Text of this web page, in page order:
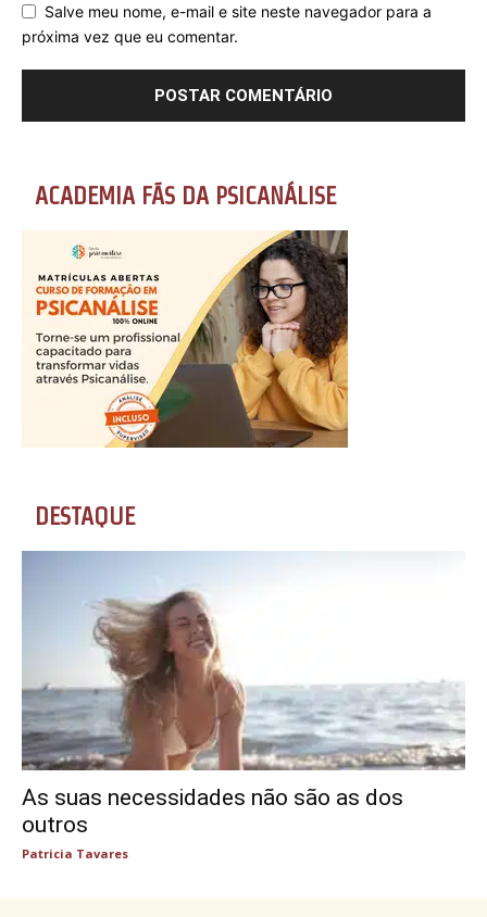
Salve meu nome, e-mail e site neste navegador para a
próxima vez que eu comentar.
ACADEMIA FÃS DA PSICANÁLISE
DESTAQUE
As suas necessidades não são as dos
outros
Patricia Tavares